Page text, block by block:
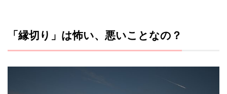
「縁切り」は怖い、悪いことなの？